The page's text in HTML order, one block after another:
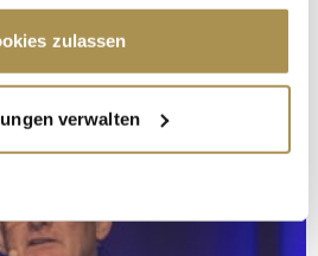
durch Klicken auf das Privacy
widerrufen
Ihre geografische Lage
auf einige Meter genau sein
(Fingerprinting) identifizieren
zulassen
verwalten